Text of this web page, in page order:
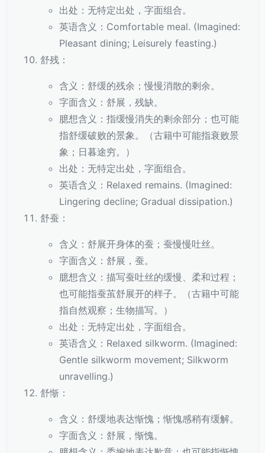
出处：无特定出处，字面组合。
英语含义：Comfortable meal. (Imagined:
Pleasant dining; Leisurely feasting.)
舒残：
含义：舒缓的残余；慢慢消散的剩余。
字面含义：舒展，残缺。
臆想含义：指缓慢消失的剩余部分；也可能
指舒缓破败的景象。（古籍中可能指衰败景
象；日暮途穷。）
出处：无特定出处，字面组合。
英语含义：Relaxed remains. (Imagined:
Lingering decline; Gradual dissipation.)
舒蚕：
含义：舒展开身体的蚕；蚕慢慢吐丝。
字面含义：舒展，蚕。
臆想含义：描写蚕吐丝的缓慢、柔和过程；
也可能指蚕茧舒展开的样子。（古籍中可能
指自然观察；生物描写。）
出处：无特定出处，字面组合。
英语含义：Relaxed silkworm. (Imagined:
Gentle silkworm movement; Silkworm
unravelling.)
舒惭：
含义：舒缓地表达惭愧；惭愧感稍有缓解。
字面含义：舒展，惭愧。